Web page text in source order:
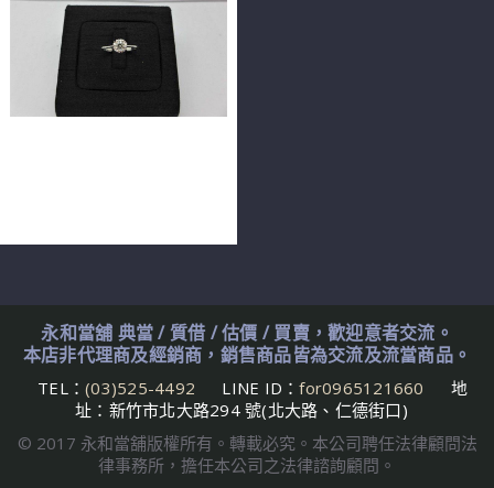
永和當舖 典當 / 質借 / 估價 / 買賣，歡迎意者交流。
本店非代理商及經銷商，銷售商品皆為交流及流當商品。
TEL： (03)525-4492 LINE ID：for0965121660
地
址：新竹市北大路294 號(北大路、仁德街口)
© 2017 永和當舖版權所有。轉載必究。本公司聘任法律顧問法
律事務所，擔任本公司之法律諮詢顧問。